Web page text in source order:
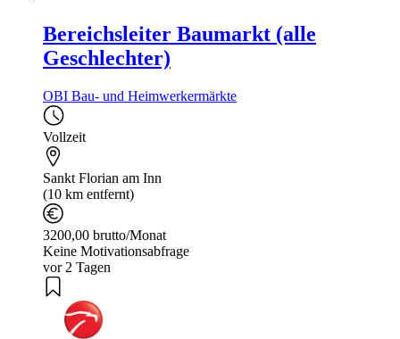
Bereichsleiter Baumarkt (alle
Geschlechter)
OBI Bau- und Heimwerkermärkte
Vollzeit
Sankt Florian am Inn
(10 km entfernt)
3200,00 brutto/Monat
Keine Motivationsabfrage
vor 2 Tagen